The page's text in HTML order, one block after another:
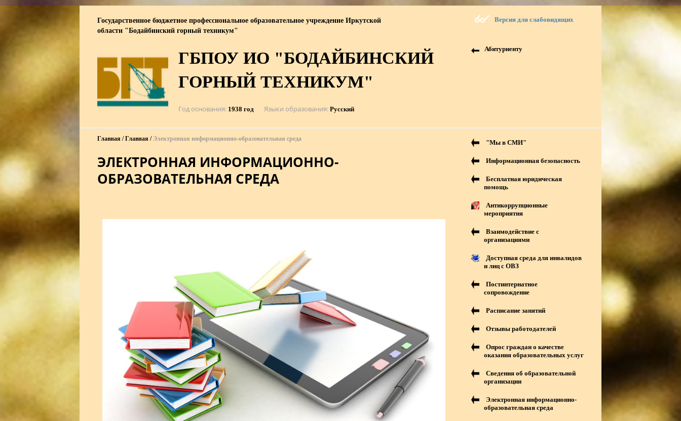
Государственное бюджетное профессиональное образовательное учреждение Иркутской
области "Бодайбинский горный техникум"
ГБПОУ ИО "БОДАЙБИНСКИЙ
ГОРНЫЙ ТЕХНИКУМ"
Год основания 1938 год Языки образования Русский
Версия для слабовидящих
Абитуриенту
Главная Главная Электронная информационно-образовательная среда
ЭЛЕКТРОННАЯ ИНФОРМАЦИОННО-
ОБРАЗОВАТЕЛЬНАЯ СРЕДА
"Мы в СМИ"
Информационная безопасность
Бесплатная юридическая
помощь
Антикоррупционные
мероприятия
Взаимодействие с
организациями
Доступная среда для инвалидов
и лиц с ОВЗ
Постинтернатное
сопровождение
Расписание занятий
Отзывы работодателей
Опрос граждан о качестве
оказания образовательных услуг
Сведения об образовательной
организации
Электронная информационно-
образовательная среда